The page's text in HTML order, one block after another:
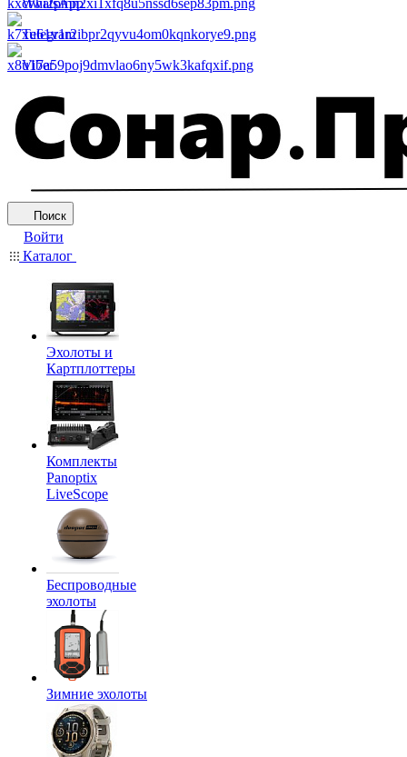
WhatsApp
Telegram
Viber
Поиск
Войти
Каталог
Эхолоты и
Картплоттеры
Комплекты
Panoptix
LiveScope
Беспроводные
эхолоты
Зимние эхолоты